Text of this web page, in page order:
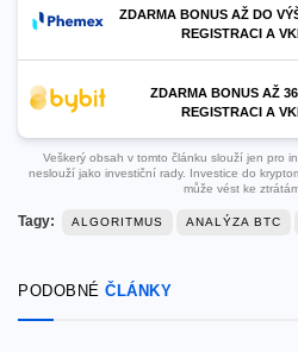
ZDARMA BONUS AŽ DO
REGISTRACI A
ZDARMA BONUS AŽ
REGISTRACI A
Veškerý obsah v tomto článku slouží jen pro
neslouží jako investiční rady. Investice do
může vést ke
Tagy: ALGORITMUS ANALÝZA BTC
PODOBNÉ ČLÁNKY